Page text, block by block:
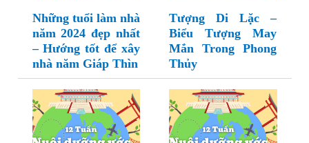
Những tuổi làm nhà
năm 2024 đẹp nhất
– Hướng tốt để xây
nhà năm Giáp Thìn
Tượng Di Lặc –
Biểu Tượng May
Mắn Trong Phong
Thủy